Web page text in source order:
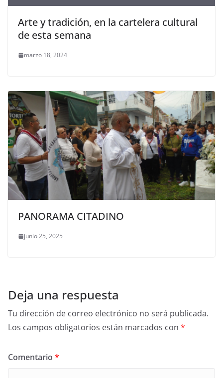
Arte y tradición, en la cartelera cultural
de esta semana
marzo 18, 2024
PANORAMA CITADINO
junio 25, 2025
Deja una respuesta
Tu dirección de correo electrónico no será publicada.
Los campos obligatorios están marcados con *
Comentario *